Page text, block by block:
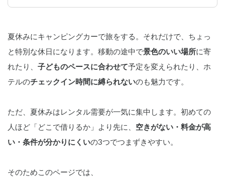
夏休みにキャンピングカーで旅をする。それだけで、ちょっ
と特別な休日になります。移動の途中で景色のいい場所に寄
れたり、 子どものペースに合わせて予定を変えられたり、ホ
テルのチェックイン時間に縛られないのも魅力です。
ただ、夏休みはレンタル需要が一気に集中します。初めての
人ほど「どこで借りるか」より先に、 空きがない・料金が高
い・条件が分かりにくいの3つでつまずきやすい。
そのためこのページでは、